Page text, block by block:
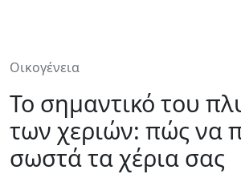
Οικογένεια
Το σημαντικό του
των χεριών: πώς να
σωστά τα χέρια σας